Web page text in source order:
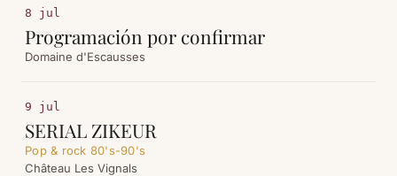
8 jul
Programación por confirmar
Domaine d'Escausses
9 jul
SERIAL ZIKEUR
Pop & rock 80's-90's
Château Les Vignals